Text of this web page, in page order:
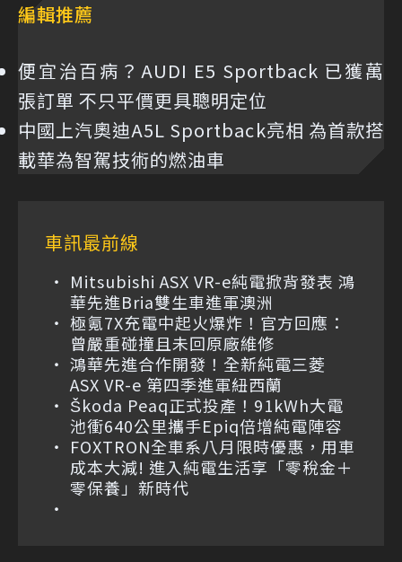
編輯推薦
便宜治百病？AUDI E5 Sportback 已獲萬
張訂單 不只平價更具聰明定位
中國上汽奧迪A5L Sportback亮相 為首款搭
載華為智駕技術的燃油車
車訊最前線
Mitsubishi ASX VR-e純電掀背發表 鴻
華先進Bria雙生車進軍澳洲
極氪7X充電中起火爆炸！官方回應：
曾嚴重碰撞且未回原廠維修
鴻華先進合作開發！全新純電三菱
ASX VR-e 第四季進軍紐西蘭
Škoda Peaq正式投產！91kWh大電
池衝640公里攜手Epiq倍增純電陣容
FOXTRON全車系八月限時優惠，用車
成本大減! 進入純電生活享「零稅金＋
零保養」新時代